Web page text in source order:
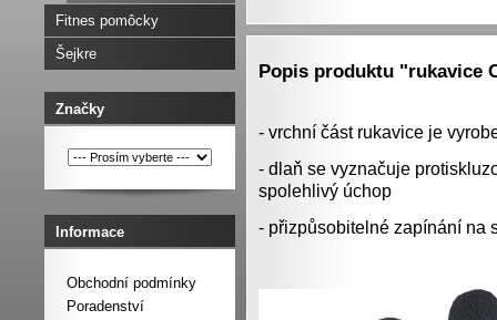
Fitnes pomôcky
Šejkre
Značky
Informace
Obchodní podmínky
Poradenství
Popis produktu "rukavice
- vrchní část rukavice je
- dlaň se vyznačuje
spolehlivý úchop
- přizpůsobitelné zapínání na